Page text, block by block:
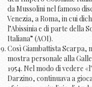
da Mussolini nel famoso
Venezia, a Roma, in cui
l’Abissinia e di parte della
Italiana” (AOI).
Così Giambattista Scarpa,
mostra personale alla
1954. Nel modo di vedere
Darzino, continuava a